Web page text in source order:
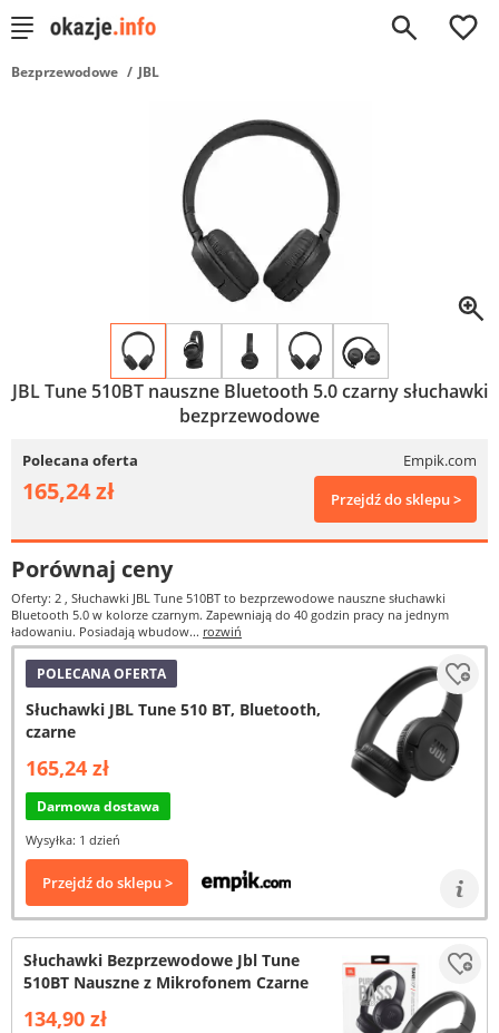
0
Bezprzewodowe JBL
JBL Tune 510BT nauszne Bluetooth 5.0 czarny słuchawki
bezprzewodowe
Polecana oferta Empik.com
165,24 zł Przejdź do sklepu >
Porównaj ceny
Oferty: 2 , Słuchawki JBL Tune 510BT to bezprzewodowe nauszne słuchawki
Bluetooth 5.0 w kolorze czarnym. Zapewniają do 40 godzin pracy na jednym
ładowaniu. Posiadają wbudow... rozwiń
POLECANA OFERTA
Słuchawki JBL Tune 510 BT, Bluetooth,
czarne
165,24 zł
Darmowa dostawa
Wysyłka: 1 dzień
Przejdź do sklepu >
Słuchawki Bezprzewodowe Jbl Tune
510BT Nauszne z Mikrofonem Czarne
134,90 zł